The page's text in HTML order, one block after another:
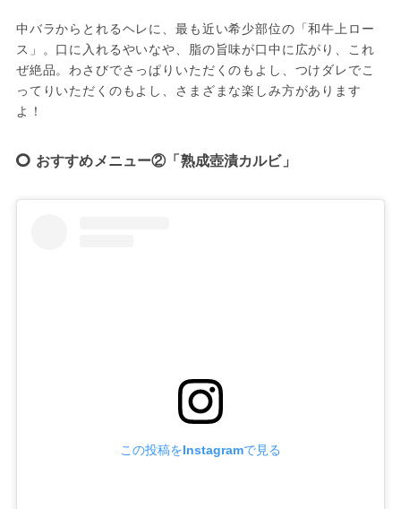
中バラからとれるヘレに、最も近い希少部位の「和牛上ロー
ス」。口に入れるやいなや、脂の旨味が口中に広がり、これ
ぜ絶品。わさびでさっぱりいただくのもよし、つけダレでこ
ってりいただくのもよし、さまざまな楽しみ方があります
よ！
おすすめメニュー②「熟成壺漬カルビ」
この投稿をInstagramで見る